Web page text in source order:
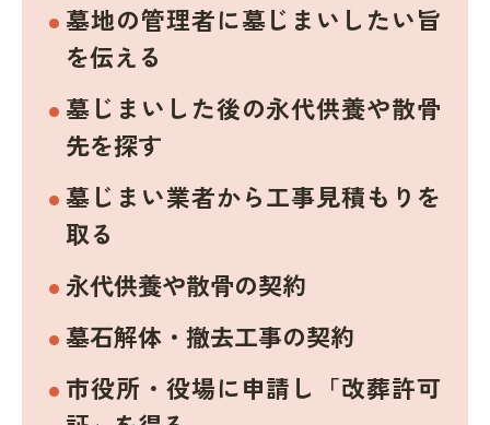
墓地の管理者に墓じまいしたい旨
を伝える
墓じまいした後の永代供養や散骨
先を探す
墓じまい業者から工事見積もりを
取る
永代供養や散骨の契約
墓石解体・撤去工事の契約
市役所・役場に申請し「改葬許可